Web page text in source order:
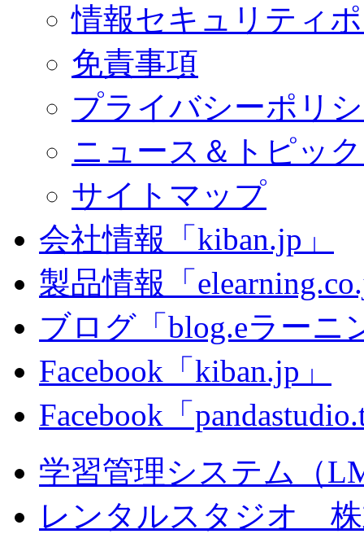
情報セキュリティ
免責事項
プライバシーポリ
ニュース＆トピッ
サイトマップ
会社情報「kiban.jp」
製品情報「
ブログ「blog.eラーニ
Facebook「kiban.jp」
Facebook「
学習管理システム（
レンタルスタジオ 株